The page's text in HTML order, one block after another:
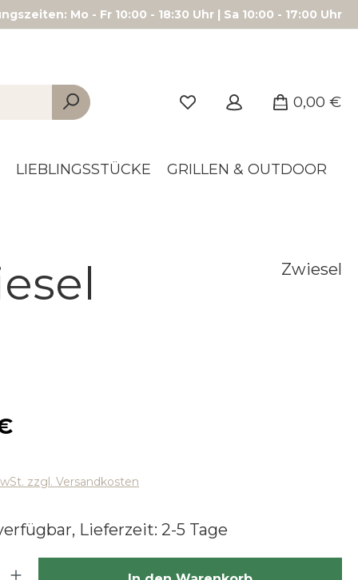
Mo - Fr 10:00 - 18:30 Uhr | Sa 10:00 - 17:00 Uhr
0,00 €
LIEBLINGSSTÜCKE GRILLEN & OUTDOOR
Zwiesel
zzgl. Versandkosten
Lieferzeit: 2-5 Tage
Gib den gewünschten Wert ein oder benutze die